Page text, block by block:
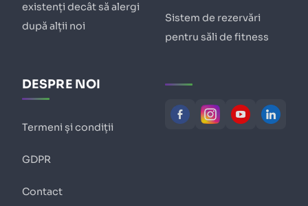
existenți decât să alergi
după alții noi
Sistem de rezervări
pentru săli de fitness
DESPRE NOI
Termeni și condiții
GDPR
Contact